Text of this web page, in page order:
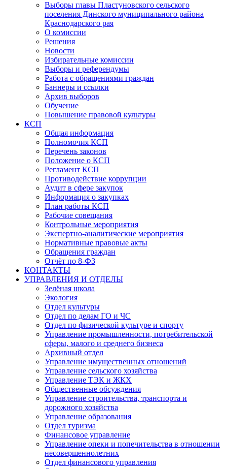
Выборы главы Пластуновского сельского
поселения Динского муниципального района
Краснодарского рая
О комиссии
Решения
Новости
Избирательные комиссии
Выборы и референдумы
Работа с обращениями граждан
Баннеры и ссылки
Архив выборов
Обучение
Повышение правовой культуры
КСП
Общая информация
Полномочия КСП
Перечень законов
Положение о КСП
Регламент КСП
Противодействие коррупции
Аудит в сфере закупок
Информация о закупках
План работы КСП
Рабочие совещания
Контрольные мероприятия
Экспертно-аналитические мероприятия
Нормативные правовые акты
Обращения граждан
Отчёт по 8-ФЗ
КОНТАКТЫ
УПРАВЛЕНИЯ И ОТДЕЛЫ
Зелёная школа
Экология
Отдел культуры
Отдел по делам ГО и ЧС
Отдел по физической культуре и спорту
Управление промышленности, потребительской
сферы, малого и среднего бизнеса
Архивный отдел
Управление имущественных отношений
Управление сельского хозяйства
Управление ТЭК и ЖКХ
Общественные обсуждения
Управление строительства, транспорта и
дорожного хозяйства
Управление образования
Отдел туризма
Финансовое управление
Управление опеки и попечительства в отношении
несовершеннолетних
Отдел финансового управления